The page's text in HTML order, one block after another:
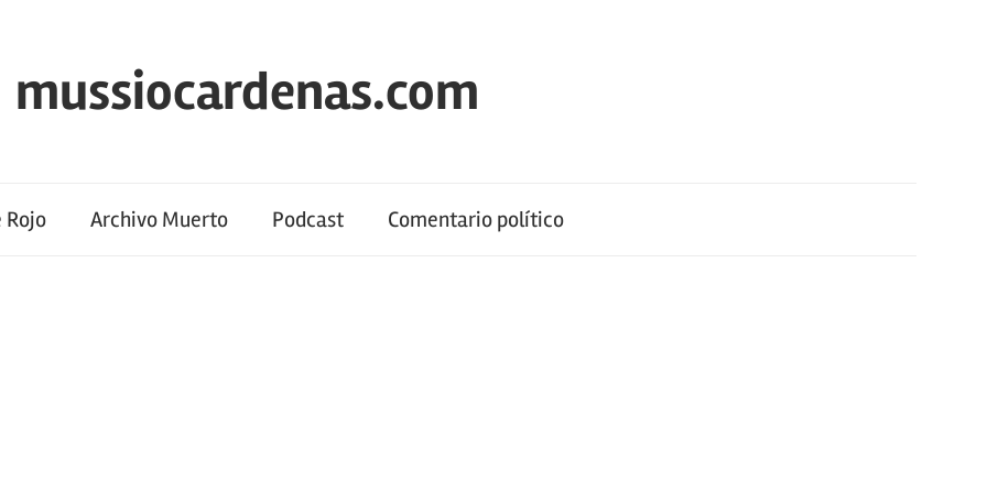
mussiocardenas.com
Archivo Muerto Podcast Comentario político